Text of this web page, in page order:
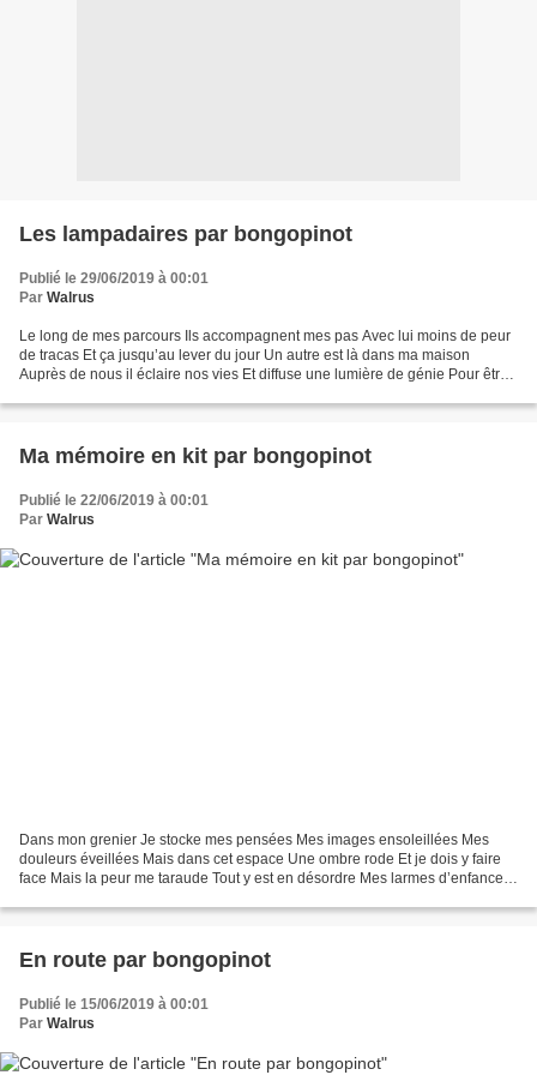
Les lampadaires par bongopinot
Publié le 29/06/2019 à 00:01
Par Walrus
Le long de mes parcours Ils accompagnent mes pas Avec lui moins de peur
de tracas Et ça jusqu’au lever du jour Un autre est là dans ma maison
Auprès de nous il éclaire nos vies Et diffuse une lumière de génie Pour être
Ma mémoire en kit par bongopinot
Publié le 22/06/2019 à 00:01
Par Walrus
Dans mon grenier Je stocke mes pensées Mes images ensoleillées Mes
douleurs éveillées Mais dans cet espace Une ombre rode Et je dois y faire
face Mais la peur me taraude Tout y est en désordre Mes larmes d’enfance
En route par bongopinot
Publié le 15/06/2019 à 00:01
Par Walrus